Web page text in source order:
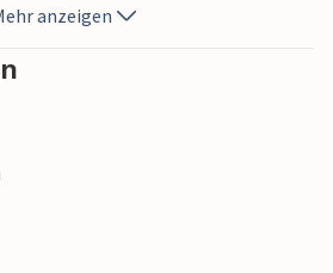
Golfplatz, Sunnanå Hamn
Vita Sandars am Vänern. Natürlich
hervorragende Bedingungen und
anzeigen